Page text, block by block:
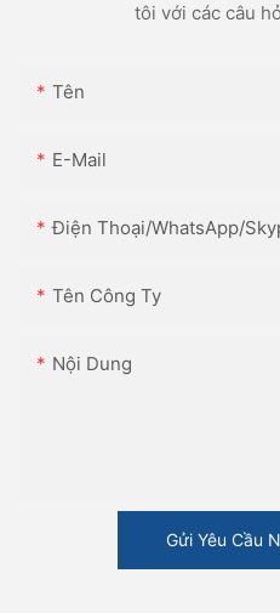
tôi với các câu
Tên
E-Mail
Điện Thoại/WhatsApp/
Tên Công Ty
Nội Dung
Gửi Yêu Cầu